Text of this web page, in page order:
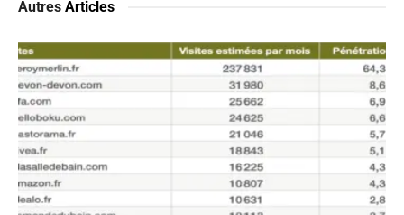
Autres Articles